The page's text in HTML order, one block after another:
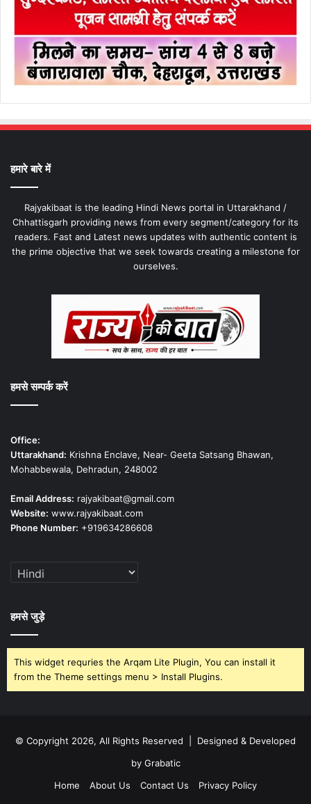
हमारे बारे में
Rajyakibaat is the leading Hindi News portal in Uttarakhand /
Chhattisgarh providing news from every segment/category for its
readers. Fast and Latest news updates with authentic content is
the prime objective that we seek towards creating a milestone for
ourselves.
हमसे सम्पर्क करें
Office:
Uttarakhand: Krishna Enclave, Near- Geeta Satsang Bhawan,
Mohabbewala, Dehradun, 248002
Email Address: rajyakibaat@gmail.com
Website: www.rajyakibaat.com
Phone Number: +919634286608
हमसे जुड़े
This widget requries the Arqam Lite Plugin, You can install it
from the Theme settings menu > Install Plugins.
© Copyright 2026, All Rights Reserved | Designed & Developed
by Grabatic
Home
About Us Contact Us
Privacy Policy